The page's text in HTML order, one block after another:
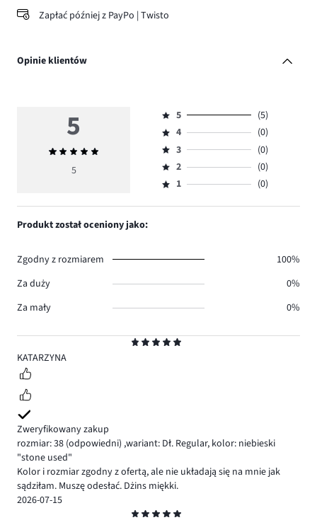
Zapłać później z PayPo | Twisto
Opinie klientów
5
KATARZYNA
Zweryfikowany zakup
rozmiar: 38 (odpowiedni) ,wariant: Dł. Regular, kolor: niebieski
"stone used"
Kolor i rozmiar zgodny z ofertą, ale nie układają się na mnie jak
sądziłam. Muszę odesłać. Dżins miękki.
2026-07-15
5
Średnia
ocena
5
Ocena
5,
ilość
głosów
5.
5
(5)
Ocena
4,
ilość
głosów
4
(0)
Ocena
3,
ilość
3
(0)
Ocena
2,
2
(0)
Ocena
1,
1 (0)
Produkt został oceniony jako:
Zgodny z rozmiarem
100%
Za duży
0%
Za mały
0%